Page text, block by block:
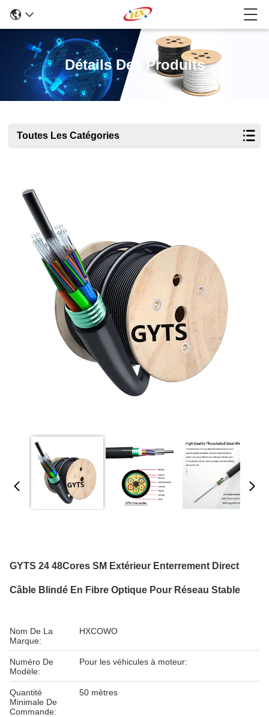
Détails Des Produits
Toutes Les Catégories
GYTS 24 48Cores SM Extérieur Enterrement Direct
Câble Blindé En Fibre Optique Pour Réseau Stable
Nom De La
Marque:
HXCOWO
Numéro De
Modèle:
Pour les véhicules à moteur:
Quantité
Minimale De
Commande:
50 mètres